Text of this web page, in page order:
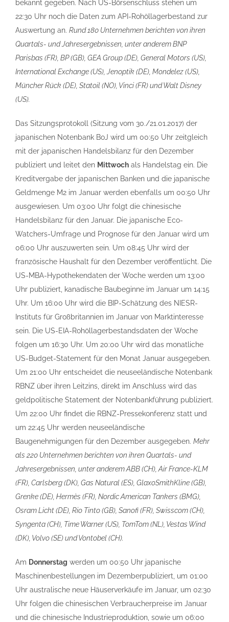
bekannt gegeben. Nach US-Börsenschluss stehen um
22:30 Uhr noch die Daten zum API-Rohöllagerbestand zur
Auswertung an. Rund 180 Unternehmen berichten von ihren
Quartals- und Jahresergebnissen, unter anderem BNP
Parisbas (FR), BP (GB), GEA Group (DE), General Motors (US),
International Exchange (US), Jenoptik (DE), Mondelez (US),
Müncher Rück (DE), Statoil (NO), Vinci (FR) und Walt Disney
(US).
Das Sitzungsprotokoll (Sitzung vom 30./21.01.2017) der
japanischen Notenbank BoJ wird um 00:50 Uhr zeitgleich
mit der japanischen Handelsbilanz für den Dezember
publiziert und leitet den Mittwoch als Handelstag ein. Die
Kreditvergabe der japanischen Banken und die japanische
Geldmenge M2 im Januar werden ebenfalls um 00:50 Uhr
ausgewiesen. Um 03:00 Uhr folgt die chinesische
Handelsbilanz für den Januar. Die japanische Eco-
Watchers-Umfrage und Prognose für den Januar wird um
06:00 Uhr auszuwerten sein. Um 08:45 Uhr wird der
französische Haushalt für den Dezember veröffentlicht. Die
US-MBA-Hypothekendaten der Woche werden um 13:00
Uhr publiziert, kanadische Baubeginne im Januar um 14:15
Uhr. Um 16:00 Uhr wird die BIP-Schätzung des NIESR-
Instituts für Großbritannien im Januar von Marktinteresse
sein. Die US-EIA-Rohöllagerbestandsdaten der Woche
folgen um 16:30 Uhr. Um 20:00 Uhr wird das monatliche
US-Budget-Statement für den Monat Januar ausgegeben.
Um 21:00 Uhr entscheidet die neuseeländische Notenbank
RBNZ über ihren Leitzins, direkt im Anschluss wird das
geldpolitische Statement der Notenbankführung publiziert.
Um 22:00 Uhr findet die RBNZ-Pressekonferenz statt und
um 22:45 Uhr werden neuseeländische
Baugenehmigungen für den Dezember ausgegeben. Mehr
als 220 Unternehmen berichten von ihren Quartals- und
Jahresergebnissen, unter anderem ABB (CH), Air France-KLM
(FR), Carlsberg (DK), Gas Natural (ES), GlaxoSmithKline (GB),
Grenke (DE), Hermès (FR), Nordic American Tankers (BMG),
Osram Licht (DE), Rio Tinto (GB), Sanofi (FR), Swisscom (CH),
Syngenta (CH), Time Warner (US), TomTom (NL), Vestas Wind
(DK), Volvo (SE) und Vontobel (CH).
Am Donnerstag werden um 00:50 Uhr japanische
Maschinenbestellungen im Dezemberpubliziert, um 01:00
Uhr australische neue Häuserverkäufe im Januar, um 02:30
Uhr folgen die chinesischen Verbraucherpreise im Januar
und die chinesische Industrieproduktion, sowie um 06:00